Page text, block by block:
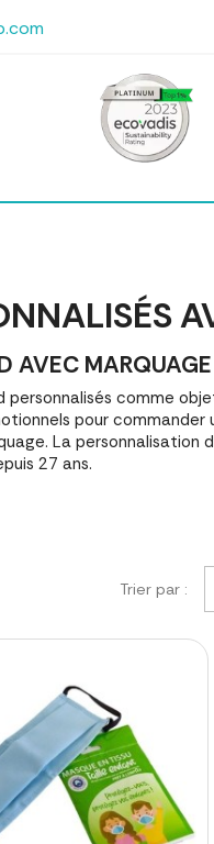
MARQUAGE
personnalisés comme
pour
La personnalisation
27 ans.
Trier par :